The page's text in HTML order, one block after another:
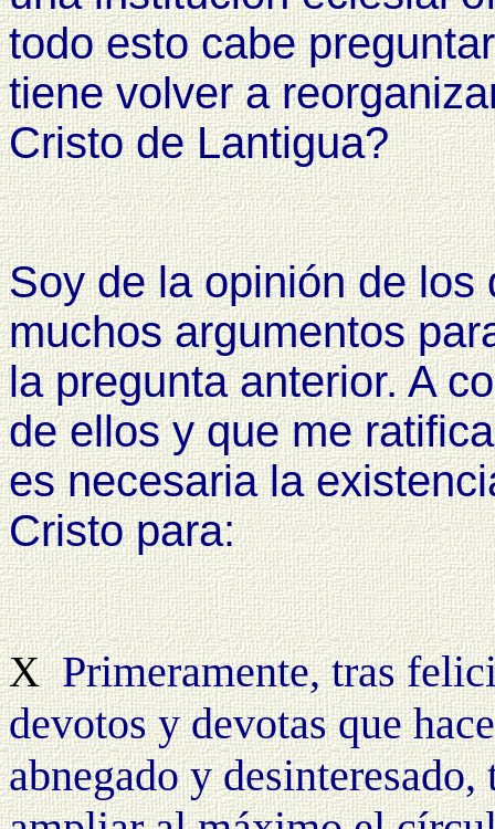
todo esto cabe
tiene volver a
Cristo de Lantigua?
Soy de la opinión de los
muchos argumentos
la pregunta anterior. A
de ellos y que me
es necesaria la
Cristo para:
X Primeramente, tras
devotos y devotas que
abnegado y